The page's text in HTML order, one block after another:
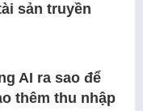
sản truyền
AI ra sao để
thêm thu nhập